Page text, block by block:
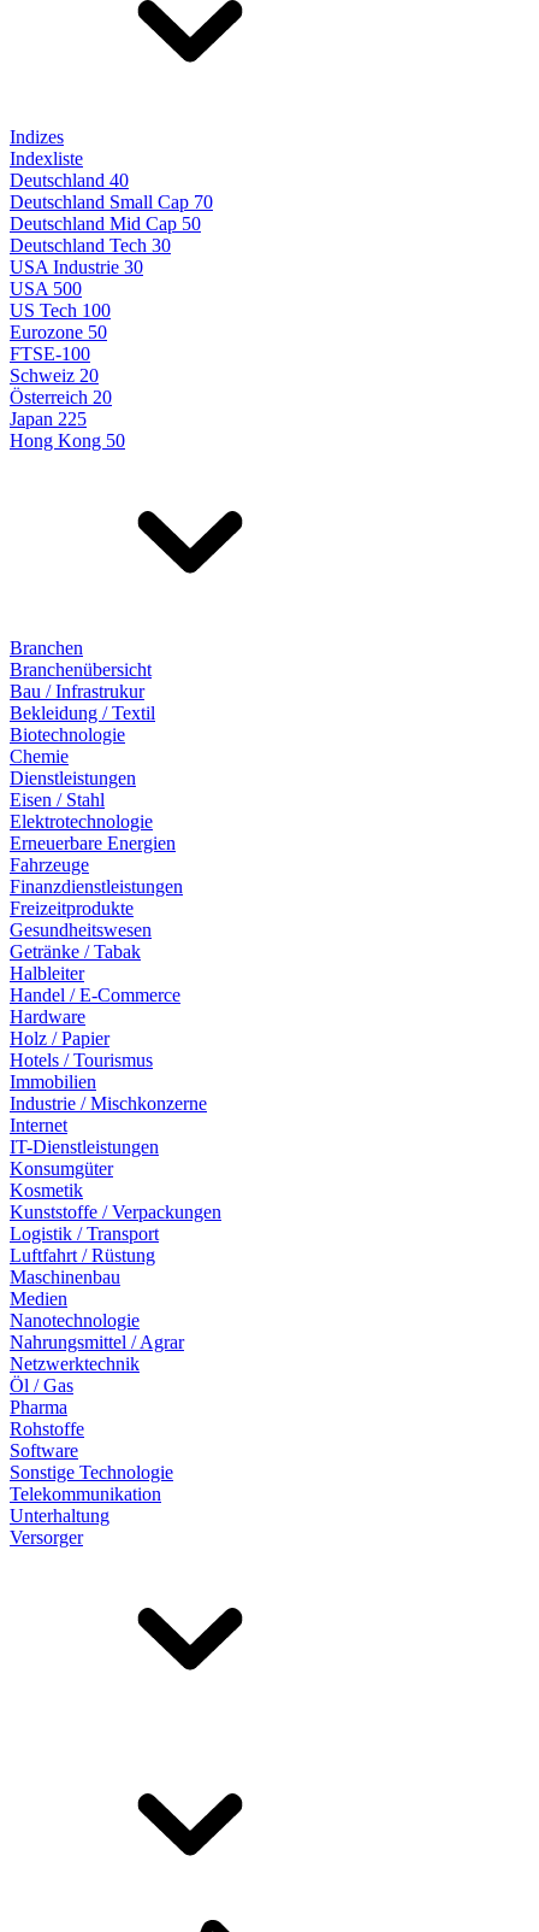
Indizes
Indexliste
Deutschland 40
Deutschland Small Cap 70
Deutschland Mid Cap 50
Deutschland Tech 30
USA Industrie 30
USA 500
US Tech 100
Eurozone 50
FTSE-100
Schweiz 20
Österreich 20
Japan 225
Hong Kong 50
Branchen
Branchenübersicht
Bau / Infrastrukur
Bekleidung / Textil
Biotechnologie
Chemie
Dienstleistungen
Eisen / Stahl
Elektrotechnologie
Erneuerbare Energien
Fahrzeuge
Finanzdienstleistungen
Freizeitprodukte
Gesundheitswesen
Getränke / Tabak
Halbleiter
Handel / E-Commerce
Hardware
Holz / Papier
Hotels / Tourismus
Immobilien
Industrie / Mischkonzerne
Internet
IT-Dienstleistungen
Konsumgüter
Kosmetik
Kunststoffe / Verpackungen
Logistik / Transport
Luftfahrt / Rüstung
Maschinenbau
Medien
Nanotechnologie
Nahrungsmittel / Agrar
Netzwerktechnik
Öl / Gas
Pharma
Rohstoffe
Software
Sonstige Technologie
Telekommunikation
Unterhaltung
Versorger